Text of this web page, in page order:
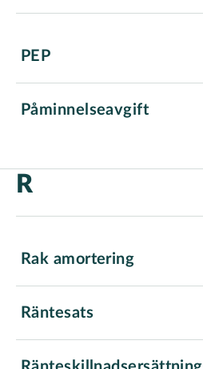
PEP
Påminnelseavgift
R
Rak amortering
Räntesats